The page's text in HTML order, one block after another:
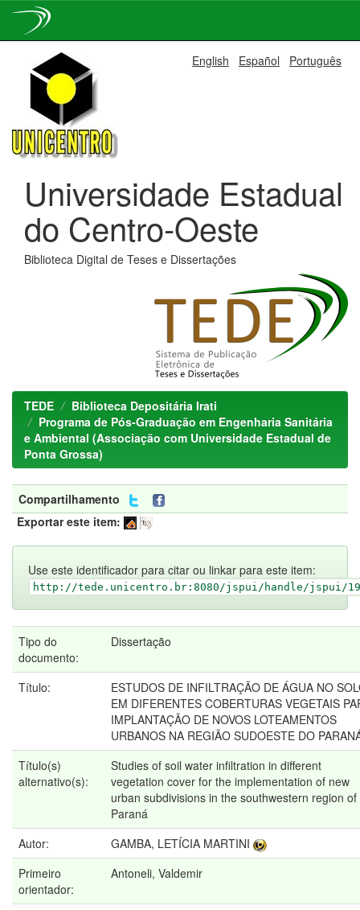
navigation
English Español Português
Universidade Estadual
do Centro-Oeste
Biblioteca Digital de Teses e Dissertações
TEDE
Biblioteca Depositária Irati
Programa de Pós-Graduação em Engenharia Sanitária
e Ambiental (Associação com Universidade Estadual de
Ponta Grossa)
Compartilhamento
Exportar este item:
Use este identificador para citar ou linkar para este item:
http://tede.unicentro.br:8080/jspui/handle/jspui/
Tipo do
documento:
Dissertação
Título:
ESTUDOS DE INFILTRAÇÃO DE ÁGUA NO
EM DIFERENTES COBERTURAS VEGETAIS
IMPLANTAÇÃO DE NOVOS LOTEAMENTOS
URBANOS NA REGIÃO SUDOESTE DO
Título(s)
alternativo(s):
Studies of soil water infiltration in different
vegetation cover for the implementation of new
urban subdivisions in the southwestern region of
Paraná
Autor:
GAMBA, LETÍCIA MARTINI
Primeiro
orientador:
Antoneli, Valdemir